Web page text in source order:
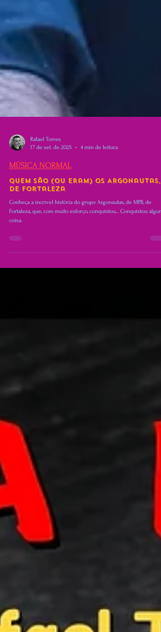
Rafael Torres
17 de set. de 2025
MÚSICA NORMAL
Quem são (ou eram) os Argonautas,
de Fortaleza
Conheça a incrível história do grupo Argonautas, de MPB, de
coisa.